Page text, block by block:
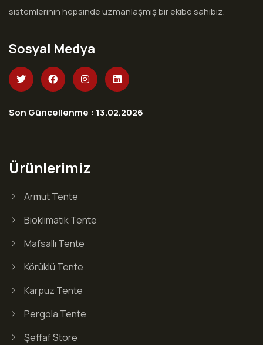
sistemlerinin hepsinde uzmanlaşmış bir ekibe sahibiz.
Sosyal Medya
Son Güncellenme : 13.02.2026
Ürünlerimiz
Armut Tente
Bioklimatik Tente
Mafsallı Tente
Körüklü Tente
Karpuz Tente
Pergola Tente
Şeffaf Store